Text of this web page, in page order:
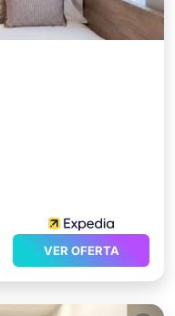
VER OFERTA